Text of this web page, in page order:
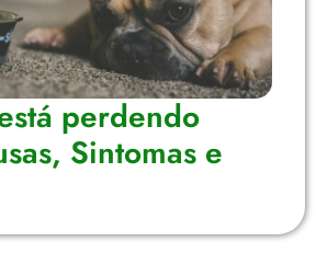
perdendo
Sintomas e